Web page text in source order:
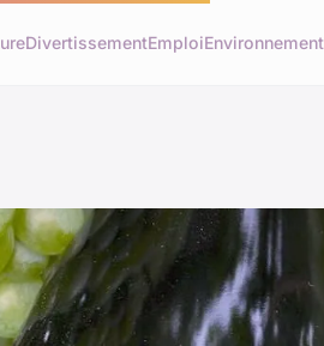
DivertissementEmploiEnvironnement